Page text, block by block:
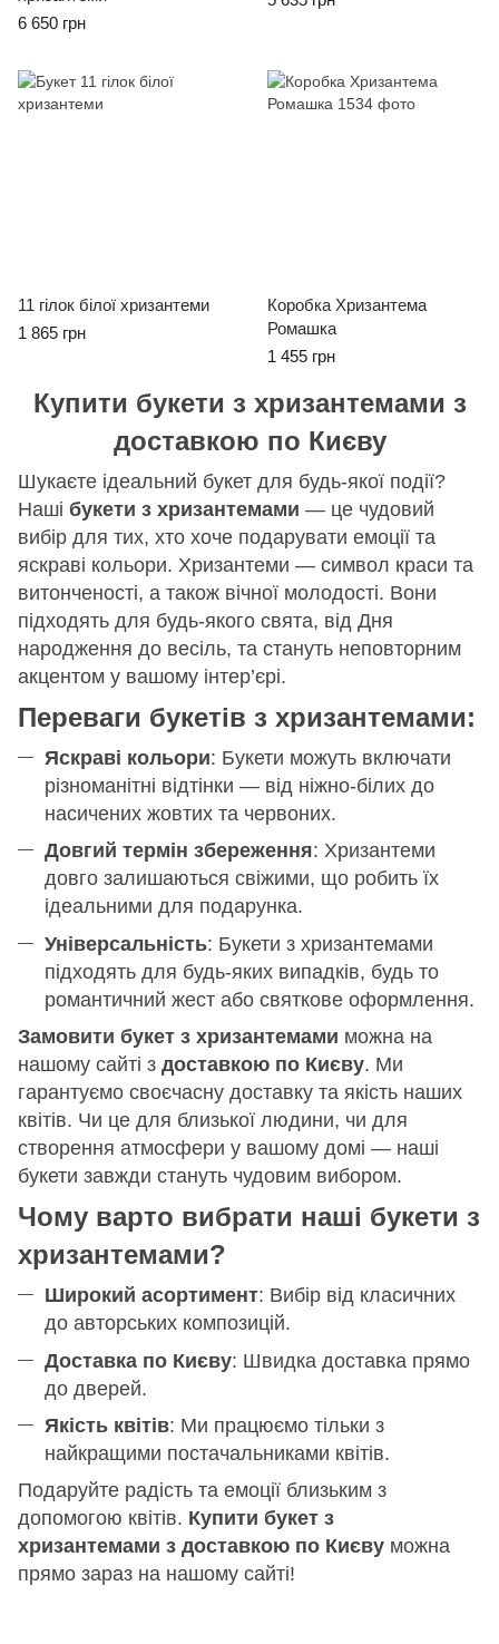
6 650 грн
11 гілок білої хризантеми
1 865 грн
Коробка Хризантема
Ромашка
1 455 грн
Купити букети з хризантемами з
доставкою по Києву
Шукаєте ідеальний букет для будь-якої події?
Наші букети з хризантемами — це чудовий
вибір для тих, хто хоче подарувати емоції та
яскраві кольори. Хризантеми — символ краси та
витонченості, а також вічної молодості. Вони
підходять для будь-якого свята, від Дня
народження до весіль, та стануть неповторним
акцентом у вашому інтер’єрі.
Переваги букетів з хризантемами:
Яскраві кольори: Букети можуть включати
різноманітні відтінки — від ніжно-білих до
насичених жовтих та червоних.
Довгий термін збереження: Хризантеми
довго залишаються свіжими, що робить їх
ідеальними для подарунка.
Універсальність: Букети з хризантемами
підходять для будь-яких випадків, будь то
романтичний жест або святкове оформлення.
Замовити букет з хризантемами можна на
нашому сайті з доставкою по Києву. Ми
гарантуємо своєчасну доставку та якість наших
квітів. Чи це для близької людини, чи для
створення атмосфери у вашому домі — наші
букети завжди стануть чудовим вибором.
Чому варто вибрати наші букети з
хризантемами?
Широкий асортимент: Вибір від класичних
до авторських композицій.
Доставка по Києву: Швидка доставка прямо
до дверей.
Якість квітів: Ми працюємо тільки з
найкращими постачальниками квітів.
Подаруйте радість та емоції близьким з
допомогою квітів. Купити букет з
хризантемами з доставкою по Києву можна
прямо зараз на нашому сайті!